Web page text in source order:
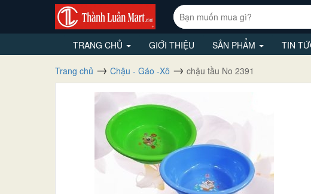
TRANG CHỦ GIỚI THIỆU SẢN PHẨM TIN
Trang chủ Chậu - Gáo -Xô chậu tầu No 2391